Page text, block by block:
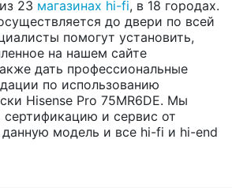
23 магазинах hi-fi, в 18 городах.
до двери по всей
помогут установить,
на нашем сайте
дать профессиональные
по использованию
Hisense Pro 75MR6DE. Мы
сертификацию и сервис от
данную модель и все hi-fi и hi-end